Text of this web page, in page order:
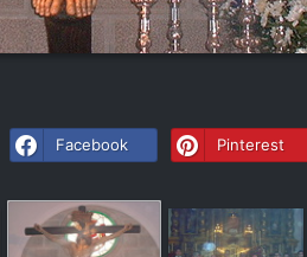
Facebook Pinterest